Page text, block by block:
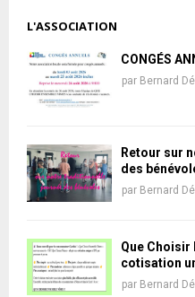
L'ASSOCIATION
CONGÉS
par Bernard
Retour sur
des
par Bernard
Que Choisir
cotisation
par Bernard